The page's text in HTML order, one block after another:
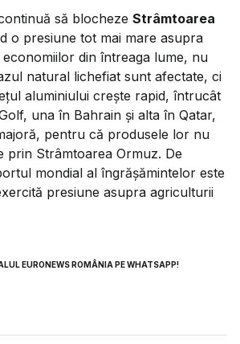
să blocheze Strâmtoarea
o presiune tot mai mare asupra
din întreaga lume, nu
natural lichefiat sunt afectate, ci
aluminiului crește rapid, întrucât
una în Bahrain și alta în Qatar,
pentru că produsele lor nu
prin Strâmtoarea Ormuz. De
mondial al îngrășămintelor este
presiune asupra agriculturii
EURONEWS ROMÂNIA PE WHATSAPP!